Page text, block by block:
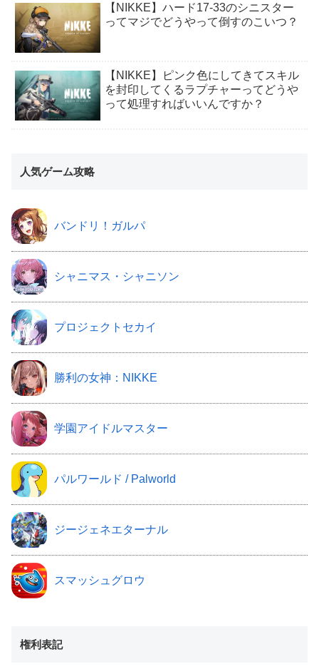
【NIKKE】ハード17-33のシニスター
ってマジでどうやって倒すのこいつ？
【NIKKE】ピンク色にしてきてスキル
を封印してくるラプチャーってどうや
って処理すればいいんですか？
人気ゲーム攻略
バンドリ！ガルパ
シャニマス・シャニソン
プロジェクトセカイ
勝利の女神：NIKKE
学園アイドルマスター
パルワールド / Palworld
ジージェネエターナル
スマッシュグロウ
権利表記